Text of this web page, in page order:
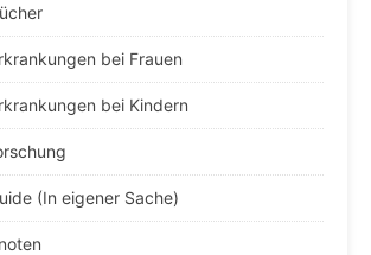
bei Frauen
bei Kindern
(In eigener Sache)